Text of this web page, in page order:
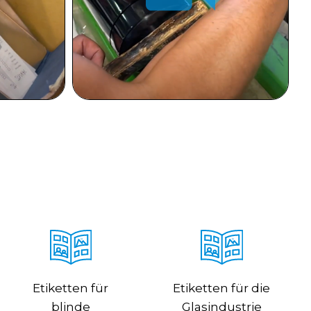
Etiketten für
blinde
Etiketten für die
Glasindustrie